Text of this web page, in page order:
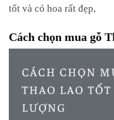
tốt và có hoa rất đẹp,
Cách chọn mua gỗ